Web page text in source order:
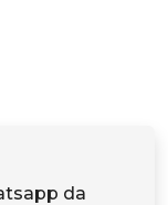
da